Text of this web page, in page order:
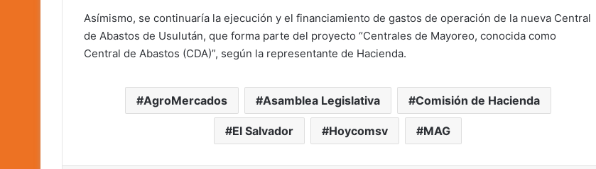
Asímismo, se continuaría la ejecución y el financiamiento de gastos de operación de la nueva Central
de Abastos de Usulután, que forma parte del proyecto “Centrales de Mayoreo, conocida como
Central de Abastos (CDA)”, según la representante de Hacienda.
AgroMercados Asamblea Legislativa Comisión de Hacienda
El Salvador Hoycomsv MAG